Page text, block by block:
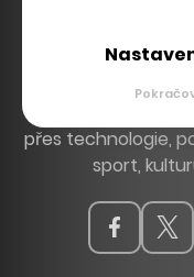
Hlavní zdroj
přes technologie,
sport,